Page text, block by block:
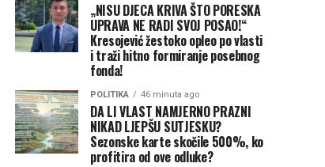
„NISU DJECA KRIVA ŠTO PORESKA
UPRAVA NE RADI SVOJ POSAO!“
Kresojević žestoko opleo po vlasti
i traži hitno formiranje posebnog
fonda!
POLITIKA 46 minuta ago
DA LI VLAST NAMJERNO PRAZNI
NIKAD LJEPŠU SUTJESKU?
Sezonske karte skočile 500%, ko
profitira od ove odluke?